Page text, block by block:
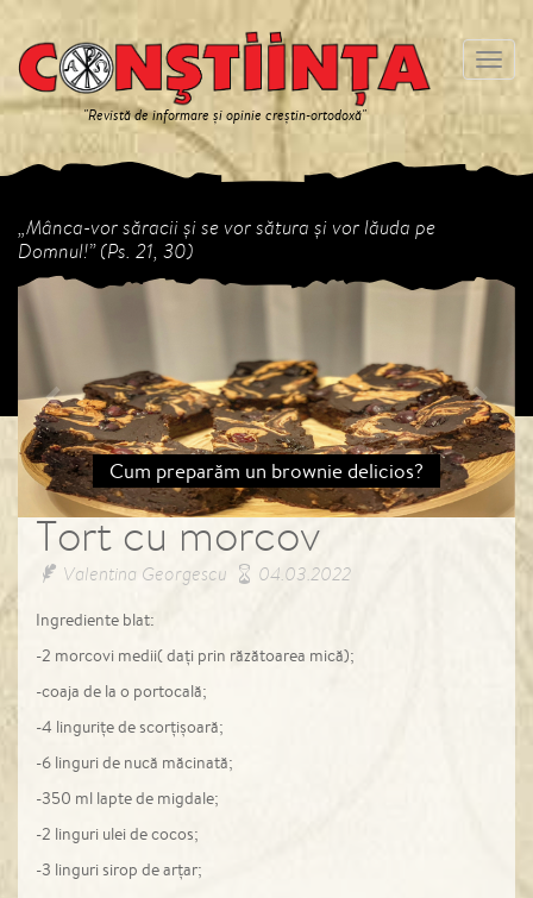
"Revistă de informare și opinie creștin-ortodoxă"
Meniu
„Mânca-vor săracii și se vor sătura și vor lăuda pe
Domnul!” (Ps. 21, 30)
Cum preparăm un brownie delicios?
Previous Next
Tort cu morcov
Valentina Georgescu 04.03.2022
Ingrediente blat:
-2 morcovi medii( dați prin răzătoarea mică);
-coaja de la o portocală;
-4 lingurițe de scorțișoară;
-6 linguri de nucă măcinată;
-350 ml lapte de migdale;
-2 linguri ulei de cocos;
-3 linguri sirop de arțar;